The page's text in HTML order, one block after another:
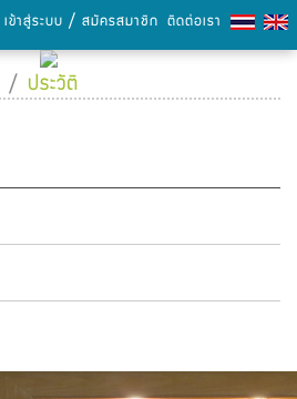
เข้าสู่ระบบ / สมัครสมาชิก ติดต่อเรา
/ ประวัติ